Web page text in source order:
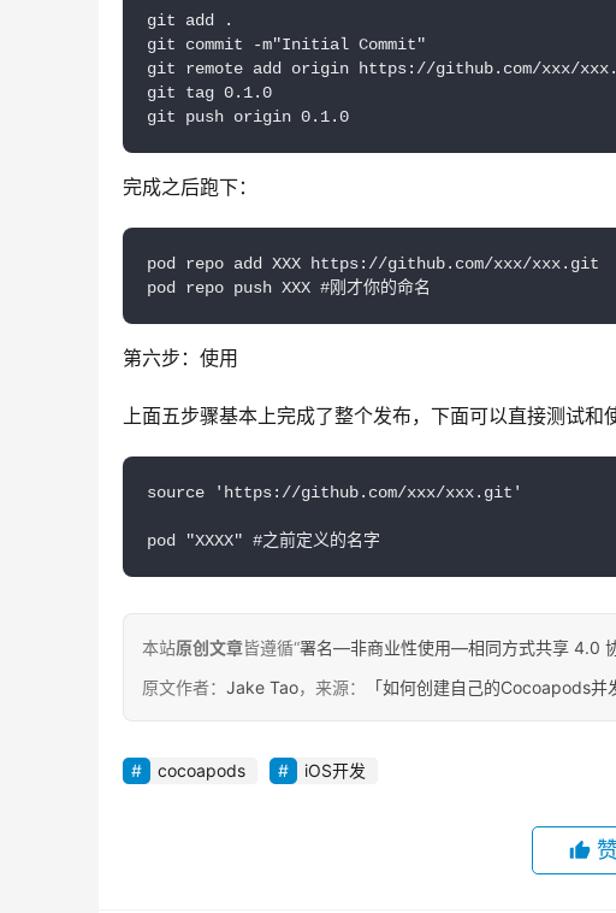
git add .
git commit -m"Initial Commit"
git remote add origin https://github.com/xxx/
git tag 0.1.0
git push origin 0.1.0
完成之后跑下：
pod repo add XXX https://github.com/xxx/xxx.git
pod repo push XXX #刚才你的命名
第六步：使用
上面五步骤基本上完成了整个发布，下面可以直接测试和
source 'https://github.com/xxx/xxx.git'
pod "XXXX" #之前定义的名字
本站原创文章皆遵循“署名—非商业性使用—相同方式共享 4.0
原文作者： Jake Tao，来源： 「如何创建自己的Cocoapods并
cocoapods iOS开发